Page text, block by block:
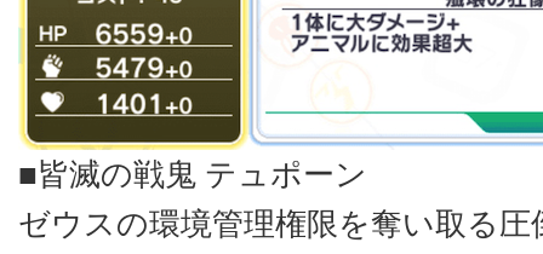
■皆滅の戦鬼 テュポーン
ゼウスの環境管理権限を奪い取る圧